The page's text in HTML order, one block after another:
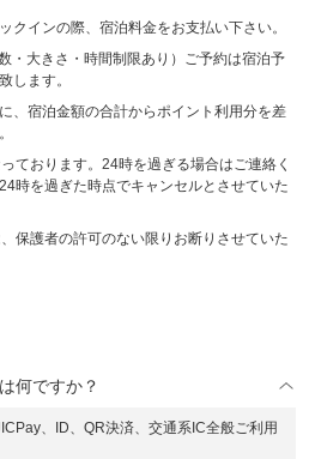
クインの際、宿泊料金をお支払い下さい。
大きさ・時間制限あり）ご予約は宿泊予
します。
、宿泊金額の合計からポイント利用分を差
ております。24時を過ぎる場合はご連絡く
時を過ぎた時点でキャンセルとさせていた
保護者の許可のない限りお断りさせていた
何ですか？
、ID、QR決済、交通系IC全般ご利用